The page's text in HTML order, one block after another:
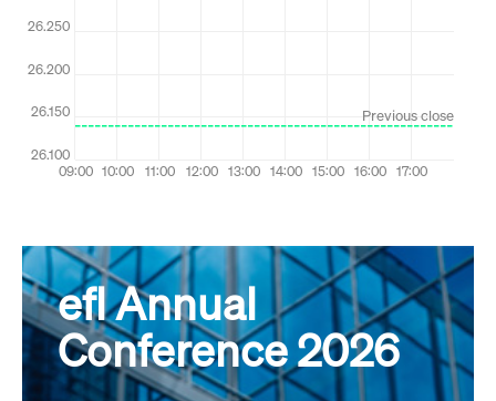
efl Annual
Conference 2026